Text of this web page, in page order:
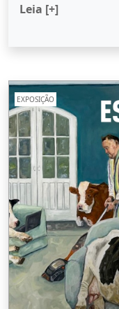
Leia [+]
EXPOSIÇÃO